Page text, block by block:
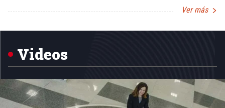
Ver más
1
Videos